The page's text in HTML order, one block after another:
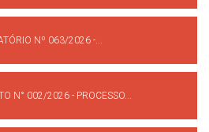
Nº 063/2026 -...
N° 002/2026 - PROCESSO...